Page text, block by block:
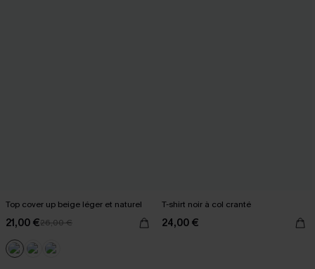
Top cover up beige léger et naturel
21,00 €26,00 €
T-shirt noir à col cranté
24,00 €